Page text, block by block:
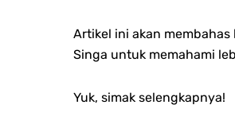
Artikel ini akan
Singa untuk memahami
Yuk, simak selengkapnya!